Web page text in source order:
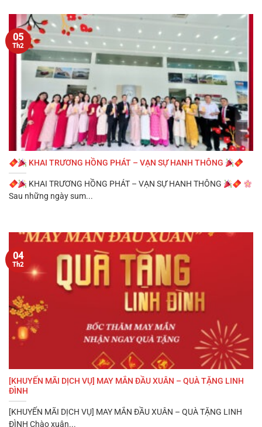
KHAI TRƯƠNG HỒNG PHÁT – VẠN SỰ HANH THÔNG
KHAI TRƯƠNG HỒNG PHÁT – VẠN SỰ HANH THÔNG
Sau những ngày sum...
05
Th2
[KHUYẾN MÃI DỊCH VỤ] MAY MẮN ĐẦU XUÂN – QUÀ TẶNG LINH
ĐÌNH
[KHUYẾN MÃI DỊCH VỤ] MAY MẮN ĐẦU XUÂN – QUÀ TẶNG LINH
ĐÌNH Chào xuân...
04
Th2